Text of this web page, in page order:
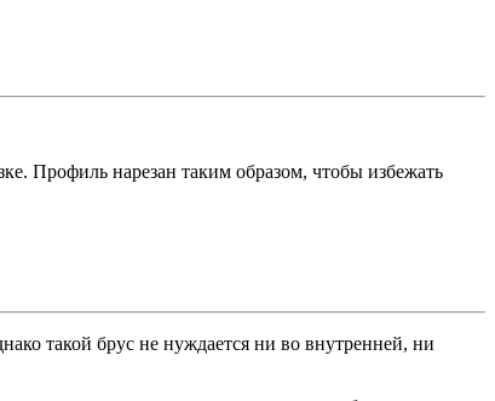
Профиль нарезан таким образом, чтобы избежать
такой брус не нуждается ни во внутренней, ни